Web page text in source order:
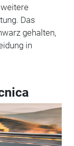
Das
gehalten,
in